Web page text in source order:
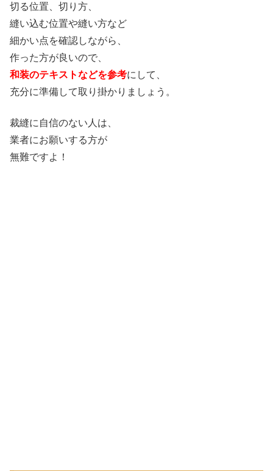
切る位置、切り方、
縫い込む位置や縫い方など
細かい点を確認しながら、
作った方が良いので、
和装のテキストなどを参考にして、
充分に準備して取り掛かりましょう。
裁縫に自信のない人は、
業者にお願いする方が
無難ですよ！